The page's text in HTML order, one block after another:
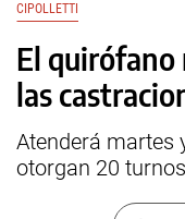
CIPOLLETTI
El
las
Atenderá martes
otorgan 20